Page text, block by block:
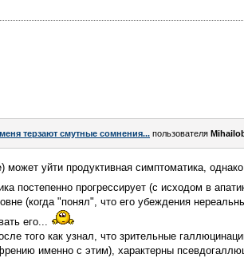
терзают смутные сомнения... пользователя
уйти продуктивная симптоматика,
постепенно прогрессирует (с исходом в
(когда "понял", что его убеждения
его...
того как узнал, что зрительные
именно с этим), характерны